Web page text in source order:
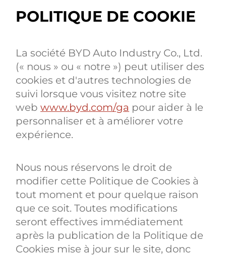
POLITIQUE DE COOKIE
La société BYD Auto Industry Co., Ltd.
(« nous » ou « notre ») peut utiliser des
cookies et d'autres technologies de
suivi lorsque vous visitez notre site
webwww.byd.com/ga pour aider à le
personnaliser et à améliorer votre
expérience.
Nous nous réservons le droit de
modifier cette Politique de Cookies à
tout moment et pour quelque raison
que ce soit. Toutes modifications
seront effectives immédiatement
après la publication de la Politique de
Cookies mise à jour sur le site, donc